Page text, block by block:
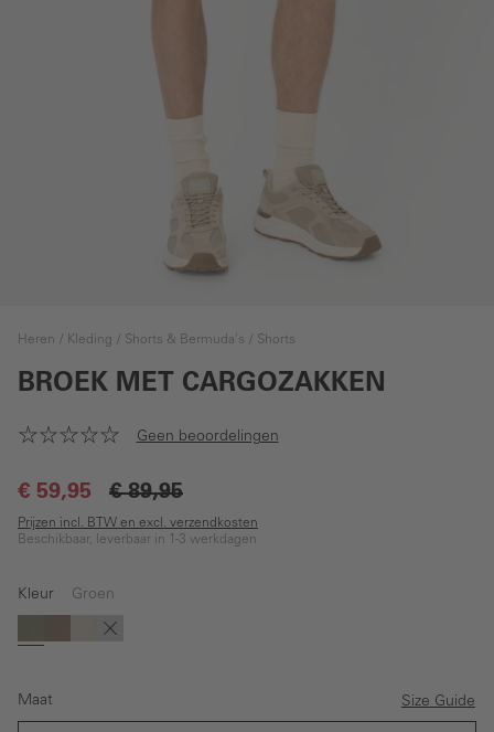
Heren Kleding Shorts & Bermuda's Shorts
BROEK MET CARGOZAKKEN
Geen beoordelingen
€ 59,95 € 89,95
Prijzen incl. BTW en excl. verzendkosten
Beschikbaar, leverbaar in 1-3 werkdagen
Kleur Groen
Groen
(Deze optie is momenteel niet beschikbaar.)
BruinBeige
(Deze optie is momenteel niet beschikbaar.)
Donkerblauw
(Deze optie is momenteel niet beschikbaar.)
Maat Size Guide